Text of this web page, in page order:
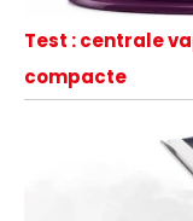
Test : centrale
compacte